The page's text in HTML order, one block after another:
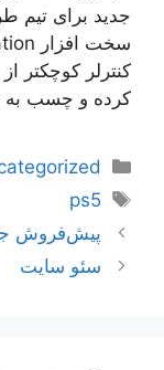
جدید برای تیم
کنترلر کوچکتر
کرده و چسب به
دسته‌ها
برچسب‌ها
ps5
ناوبری
نوشته‌ها
پیش‌فروش
سئو سایت